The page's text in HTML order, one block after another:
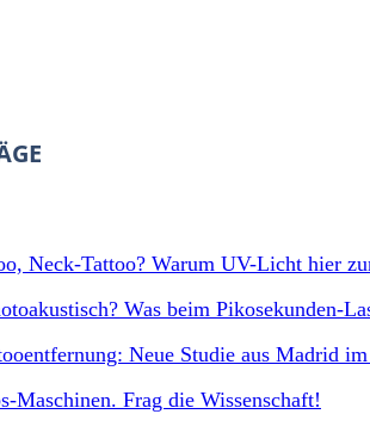
Neck-Tattoo? Warum UV-Licht hier
Was beim Pikosekunden-
Neue Studie aus Madrid
Maschinen. Frag die Wissenschaft!